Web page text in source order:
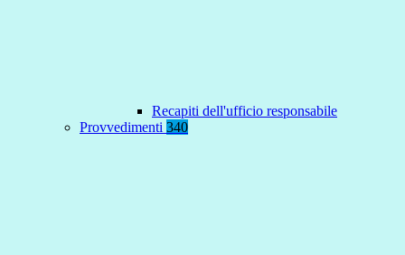
Recapiti dell'ufficio responsabile
Provvedimenti 340